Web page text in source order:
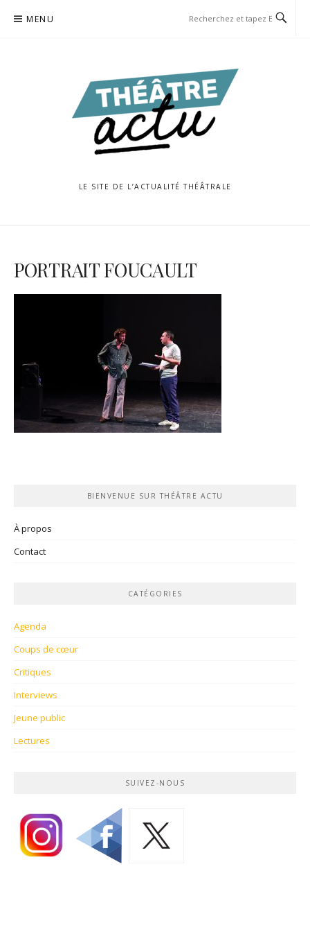
MENU
LE SITE DE L’ACTUALITÉ THÉÂTRALE
PORTRAIT FOUCAULT
BIENVENUE SUR THÉÂTRE ACTU
À propos
Contact
CATÉGORIES
Agenda
Coups de cœur
Critiques
Interviews
Jeune public
Lectures
SUIVEZ-NOUS